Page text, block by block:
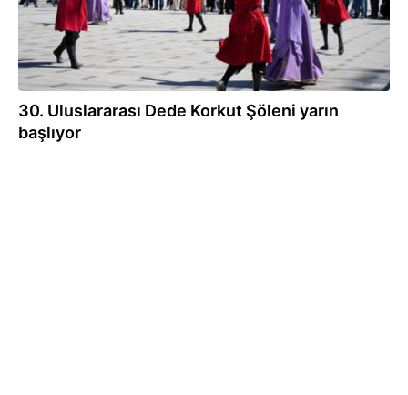
30. Uluslararası Dede Korkut Şöleni yarın
başlıyor